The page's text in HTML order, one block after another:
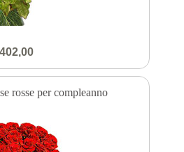
rosse per compleanno